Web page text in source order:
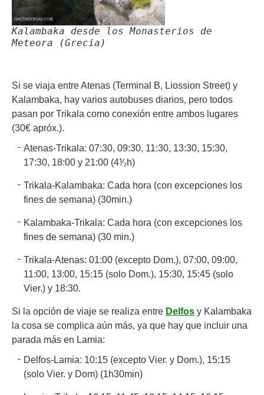
Kalambaka desde los Monasterios de
Meteora (Grecia)
Si se viaja entre Atenas (Terminal B, Liossion Street) y
Kalambaka, hay varios autobuses diarios, pero todos
pasan por Trikala como conexión entre ambos lugares
(30€ apróx.).
Atenas-Trikala: 07:30, 09:30, 11:30, 13:30, 15:30,
17:30, 18:00 y 21:00 (4⅟₂h)
Trikala-Kalambaka: Cada hora (con excepciones los
fines de semana) (30min.)
Kalambaka-Trikala: Cada hora (con excepciones los
fines de semana) (30 min.)
Trikala-Atenas: 01:00 (excepto Dom.), 07:00, 09:00,
11:00, 13:00, 15:15 (solo Dom.), 15:30, 15:45 (solo
Vier.) y 18:30.
Si la opción de viaje se realiza entre Delfos y Kalambaka
la cosa se complica aún más, ya que hay que incluir una
parada más en Lamia:
Delfos-Lamia: 10:15 (excepto Vier. y Dom.), 15:15
(solo Vier. y Dom) (1h30min)